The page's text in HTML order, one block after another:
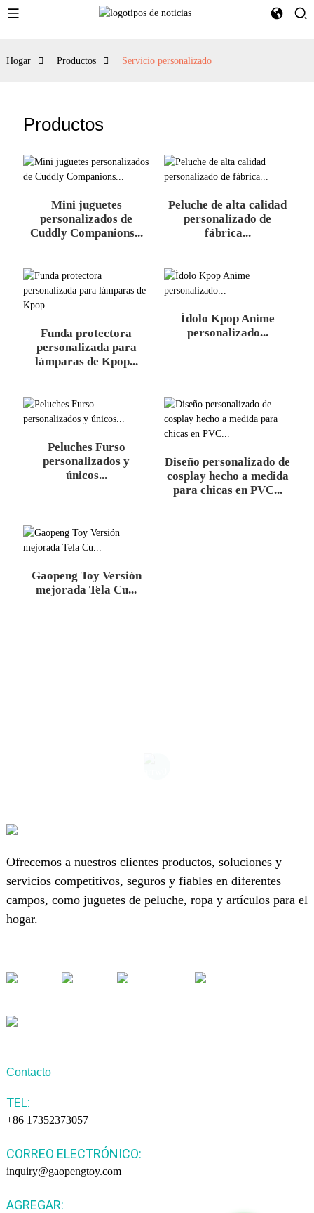
Hogar Productos Servicio personalizado
Productos
Mini juguetes
personalizados de
Cuddly Companions...
Peluche de alta calidad
personalizado de
fábrica...
Funda protectora
personalizada para
lámparas de Kpop...
Ídolo Kpop Anime
personalizado...
Peluches Furso
personalizados y
únicos...
Diseño personalizado de
cosplay hecho a medida
para chicas en PVC...
Gaopeng Toy Versión
mejorada Tela Cu...
Ofrecemos a nuestros clientes productos, soluciones y
servicios competitivos, seguros y fiables en diferentes
campos, como juguetes de peluche, ropa y artículos para el
hogar.
Contacto
TEL:
+86 17352373057
CORREO ELECTRÓNICO:
inquiry@gaopengtoy.com
AGREGAR: